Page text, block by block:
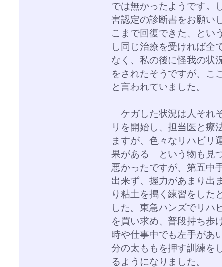
では無かったようです。
害認定の診断書をお願い
こまで回復できた、とい
し同じ治療を受ければ全
なく、私の後に怪我の状
をされたそうですが、こ
と言われていました。
ケガした状況は人それ
リを開始し、担当医と療
ますが、色々なリハビリ
果がある」という物も見
悪かったですが、第五中
出来ず、握力があまり出
り粘土を搗く練習をした
した。東急ハンズでリハ
を買い求め、普段持ち歩
時や仕事中でも左手があ
分の太ももを押す訓練を
るようになりました。